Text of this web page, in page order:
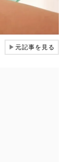
▶元記事を見る